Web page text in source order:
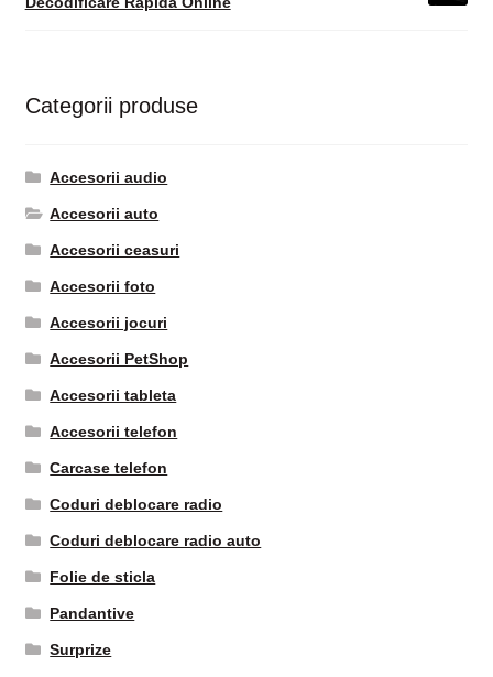
Categorii produse
Accesorii audio
Accesorii auto
Accesorii ceasuri
Accesorii foto
Accesorii jocuri
Accesorii PetShop
Accesorii tableta
Accesorii telefon
Carcase telefon
Coduri deblocare radio
Coduri deblocare radio auto
Folie de sticla
Pandantive
Surprize